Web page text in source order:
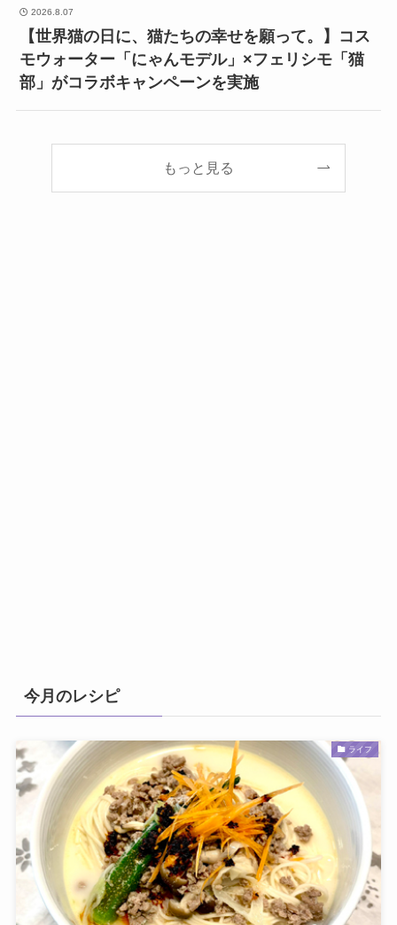
2026.8.07
【世界猫の日に、猫たちの幸せを願って。】コス
モウォーター「にゃんモデル」×フェリシモ「猫
部」がコラボキャンペーンを実施
もっと見る
今月のレシピ
ライフ